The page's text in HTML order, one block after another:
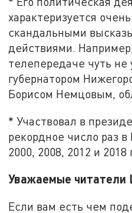
характеризуется
скандальными
действиями.
телепередаче чуть не
губернатором
Борисом Немцовым,
* Участвовал в
рекордное число раз в
2000, 2008, 2012 и 2018
Уважаемые читатели
Если вам есть чем